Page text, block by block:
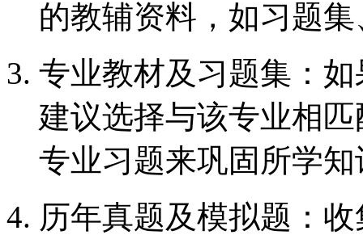
的教辅资料，如习题
专业教材及习题集：
建议选择与该专业相
专业习题来巩固所学知
历年真题及模拟题：